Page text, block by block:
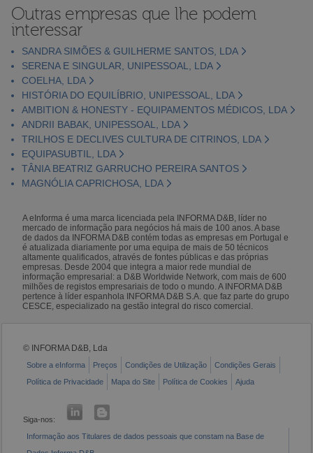
Outras empresas que lhe podem
interessar
SANDRA SIMÕES & GUILHERME SANTOS, LDA
SERENA E SINGULAR, UNIPESSOAL, LDA
COELHA, LDA
HISTÓRIA DO EQUILÍBRIO, UNIPESSOAL, LDA
AMBITION & HONESTY - EQUIPAMENTOS MÉDICOS, LDA
ANDRII BABAK, UNIPESSOAL, LDA
TRILHOS E DECLIVES CULTURA DE CITRINOS, LDA
EQUIPASUBTIL, LDA
TÂNIA BEATRIZ GARRUCHO PEREIRA SANTOS
MAGNÓLIA CAPRICHOSA, LDA
A eInforma é uma marca licenciada pela INFORMA D&B, líder no
mercado de informação para negócios há mais de 100 anos. A base
de dados da INFORMA D&B contém todas as empresas em Portugal e
é atualizada diariamente por uma equipa de mais de 50 técnicos
altamente qualificados, através de fontes públicas e das próprias
empresas. Desde 2004 que integra a maior rede mundial de
informação empresarial: a D&B Worldwide Network, com mais de 600
milhões de registos empresariais de todo o mundo. A INFORMA D&B
pertence à líder espanhola INFORMA D&B S.A. que faz parte do grupo
CESCE, especializado na gestão integral do risco comercial.
© INFORMA D&B, Lda
Sobre a eInforma Preços Condições de Utilização
Condições Gerais
Política de Privacidade
Mapa do Site Política de Cookies Ajuda
Siga-nos:
Informação aos Titulares de dados pessoais que constam na Base de